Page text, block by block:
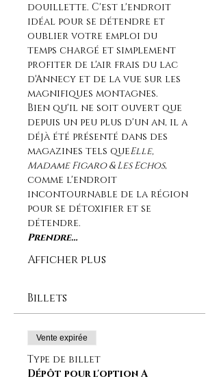
douillette. C'est l'endroit
idéal pour se détendre et
oublier votre emploi du
temps chargé et simplement
profiter de l'air frais du lac
d'Annecy et de la vue sur les
magnifiques montagnes.
Bien qu'il ne soit ouvert que
depuis un peu plus d'un an, il a
déjà été présenté dans des
magazines tels queElle,
Madame Figaro & Les Echos,
comme l'endroit
incontournable de la région
pour se détoxifier et se
détendre.
Prendre…
Afficher plus
Billets
Vente expirée
Type de billet
Dépôt pour l'option A